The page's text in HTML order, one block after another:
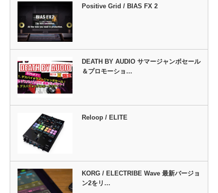
Positive Grid / BIAS FX 2
DEATH BY AUDIO サマージャンボセール
＆プロモーショ…
Reloop / ELITE
KORG / ELECTRIBE Wave 最新バージョ
ン2をリ…